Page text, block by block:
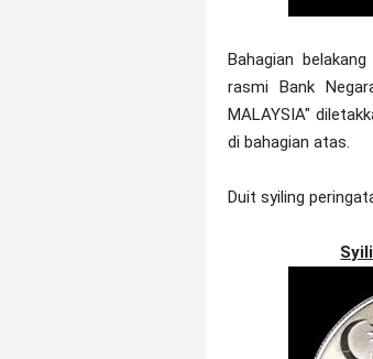
Bahagian
rasmi Bank
MALAYSIA"
di bahagian atas.
Duit syiling